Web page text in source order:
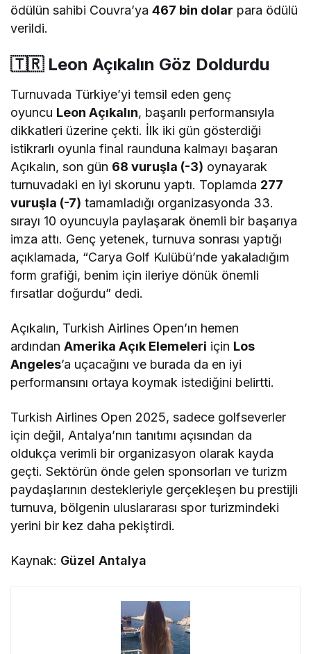
ödülün sahibi Couvra’ya467 bin dolar para ödülü
verildi.
🇹🇷 Leon Açıkalın Göz Doldurdu
Turnuvada Türkiye’yi temsil eden genç
oyuncu Leon Açıkalın, başarılı performansıyla
dikkatleri üzerine çekti. İlk iki gün gösterdiği
istikrarlı oyunla final raunduna kalmayı başaran
Açıkalın, son gün 68 vuruşla (-3) oynayarak
turnuvadaki en iyi skorunu yaptı. Toplamda 277
vuruşla (-7) tamamladığı organizasyonda 33.
sırayı 10 oyuncuyla paylaşarak önemli bir başarıya
imza attı. Genç yetenek, turnuva sonrası yaptığı
açıklamada, “Carya Golf Kulübü’nde yakaladığım
form grafiği, benim için ileriye dönük önemli
fırsatlar doğurdu” dedi.
Açıkalın, Turkish Airlines Open’ın hemen
ardındanAmerika Açık Elemeleri için Los
Angeles’a uçacağını ve burada da en iyi
performansını ortaya koymak istediğini belirtti.
Turkish Airlines Open 2025, sadece golfseverler
için değil, Antalya’nın tanıtımı açısından da
oldukça verimli bir organizasyon olarak kayda
geçti. Sektörün önde gelen sponsorları ve turizm
paydaşlarının destekleriyle gerçekleşen bu prestijli
turnuva, bölgenin uluslararası spor turizmindeki
yerini bir kez daha pekiştirdi.
Kaynak: Güzel Antalya